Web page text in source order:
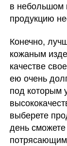
в небольшом
продукцию
Конечно,
кожаным
качестве
ею очень
под которым
выберете
день